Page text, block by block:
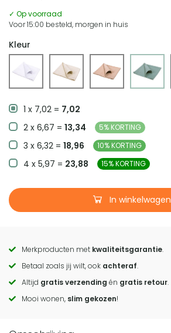
✓ Op voorraad
Voor 15:00 besteld, morgen in huis
Kleur
1 x 7,02 = 7,02
2 x 6,67 = 13,34 5% KORTING
3 x 6,32 = 18,96 10% KORTING
4 x 5,97 = 23,88 15% KORTING
In winkelwagen
Call
to
actions
Merkproducten met kwaliteitsgarantie.
Betaal zoals jij wilt, ook achteraf.
Altijd gratis verzending én gratis retour.
Mooi wonen, slim gekozen!